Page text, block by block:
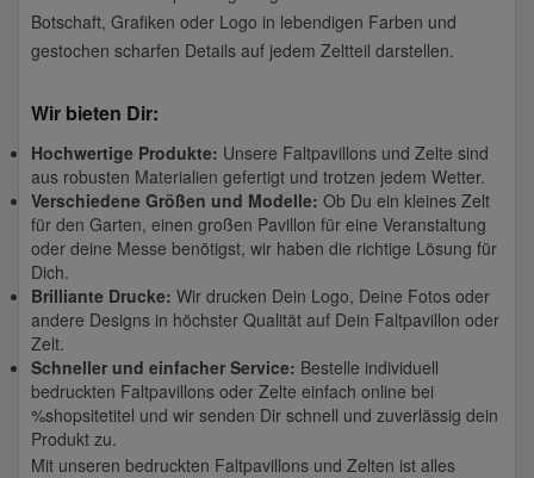
Botschaft, Grafiken oder Logo in lebendigen Farben und
gestochen scharfen Details auf jedem Zeltteil darstellen.
Wir bieten Dir:
Hochwertige Produkte: Unsere Faltpavillons und Zelte sind
aus robusten Materialien gefertigt und trotzen jedem Wetter.
Verschiedene Größen und Modelle: Ob Du ein kleines Zelt
für den Garten, einen großen Pavillon für eine Veranstaltung
oder deine Messe benötigst, wir haben die richtige Lösung für
Dich.
Brilliante Drucke: Wir drucken Dein Logo, Deine Fotos oder
andere Designs in höchster Qualität auf Dein Faltpavillon oder
Zelt.
Schneller und einfacher Service: Bestelle individuell
bedruckten Faltpavillons oder Zelte einfach online bei
%shopsitetitel und wir senden Dir schnell und zuverlässig dein
Produkt zu.
Mit unseren bedruckten Faltpavillons und Zelten ist alles